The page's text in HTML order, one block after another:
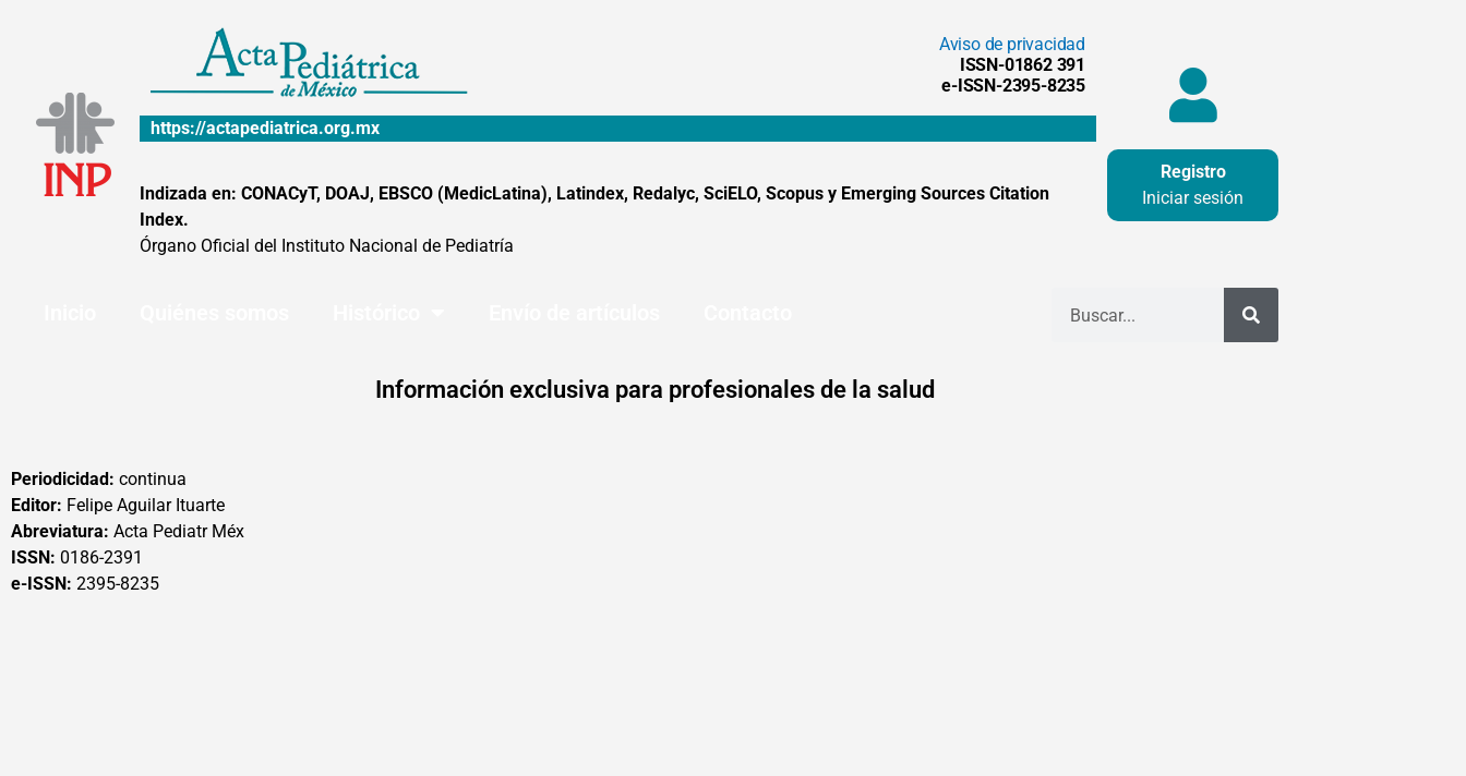
Aviso de privacidad
ISSN-01862 391
e-ISSN-2395-8235
https://actapediatrica.org.mx
Indizada en: CONACyT, DOAJ, EBSCO (MedicLatina), Latindex, Redalyc, SciELO, Scopus y Emerging Sources Citation
Index.
Órgano Oficial del Instituto Nacional de Pediatría
Registro
Iniciar sesión
Información exclusiva para profesionales de la salud
Periodicidad: continua
Editor: Felipe Aguilar Ituarte
Abreviatura: Acta Pediatr Méx
ISSN: 0186-2391
e-ISSN: 2395-8235